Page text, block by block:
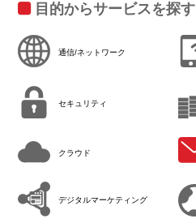
目的からサービスを探す
通信/ネットワーク
セキュリティ
クラウド
デジタルマーケティング